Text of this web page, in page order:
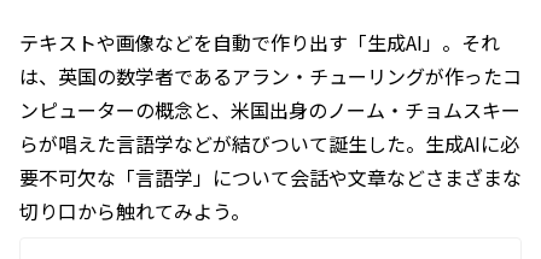
テキストや画像などを自動で作り出す「生成AI」。それ
は、英国の数学者であるアラン・チューリングが作ったコ
ンピューターの概念と、米国出身のノーム・チョムスキー
らが唱えた言語学などが結びついて誕生した。生成AIに必
要不可欠な「言語学」について会話や文章などさまざまな
切り口から触れてみよう。